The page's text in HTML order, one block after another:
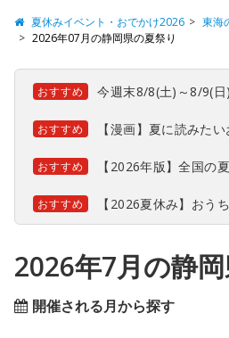
夏休みイベント・おでかけ2026 東海
2026年07月の静岡県の夏祭り
おすすめ 今週末8/8(土)～8/9(
おすすめ 【漫画】夏に読みた
おすすめ 【2026年版】全国の
おすすめ 【2026夏休み】おう
2026年7月の静
開催される月から探す